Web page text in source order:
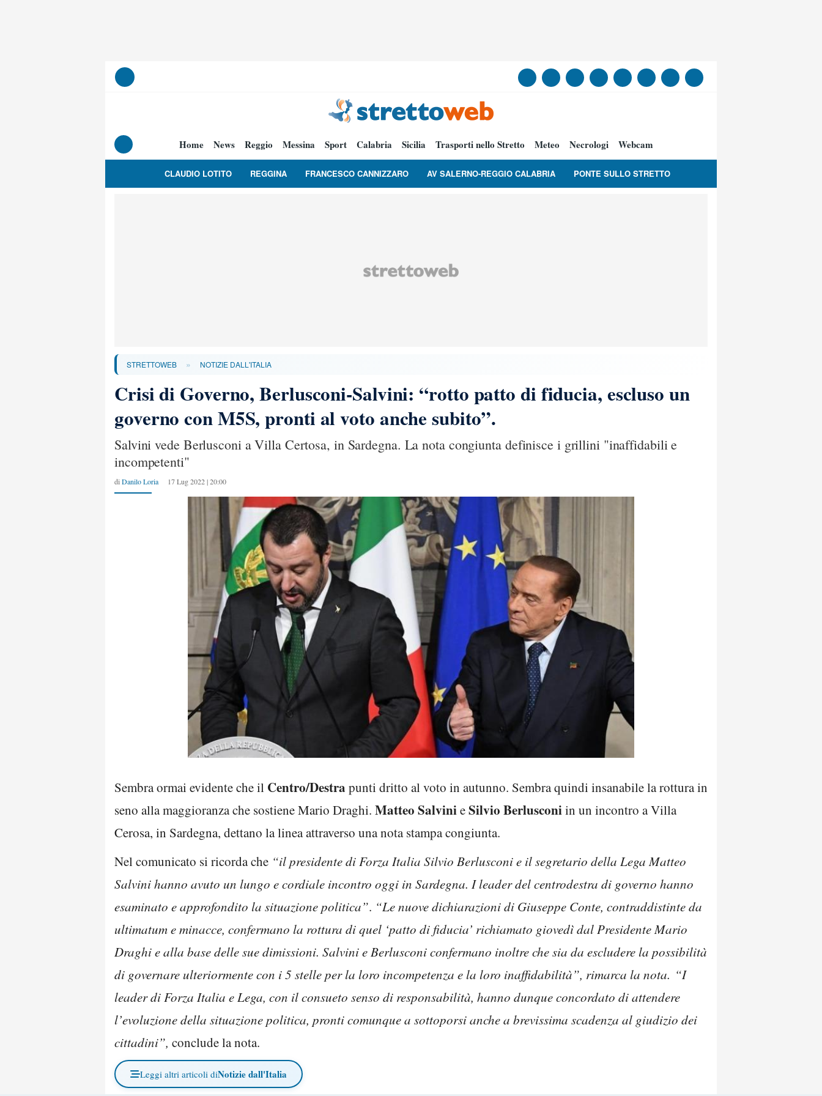
Home News Reggio Messina Sport Calabria Sicilia Trasporti nello Stretto Meteo Necrologi Webcam
CLAUDIO LOTITO REGGINA FRANCESCO CANNIZZARO AV SALERNO-REGGIO CALABRIA PONTE SULLO STRETTO
STRETTOWEB » NOTIZIE DALL'ITALIA
Crisi di Governo, Berlusconi-Salvini: “rotto patto di fiducia, escluso un
governo con M5S, pronti al voto anche subito”.
Salvini vede Berlusconi a Villa Certosa, in Sardegna. La nota congiunta definisce i grillini "inaffidabili e
incompetenti"
di Danilo Loria 17 Lug 2022 | 20:00
Sembra ormai evidente che il Centro/Destra punti dritto al voto in autunno. Sembra quindi insanabile la rottura in
seno alla maggioranza che sostiene Mario Draghi. Matteo SalvinieSilvio Berlusconiin un incontro a Villa
Cerosa, in Sardegna, dettano la linea attraverso una nota stampa congiunta.
Nel comunicato si ricorda che “il presidente di Forza Italia Silvio Berlusconi e il segretario della Lega Matteo
Salvini hanno avuto un lungo e cordiale incontro oggi in Sardegna. I leader del centrodestra di governo hanno
esaminato e approfondito la situazione politica”. “Le nuove dichiarazioni di Giuseppe Conte, contraddistinte da
ultimatum e minacce, confermano la rottura di quel ‘patto di fiducia’ richiamato giovedì dal Presidente Mario
Draghi e alla base delle sue dimissioni. Salvini e Berlusconi confermano inoltre che sia da escludere la possibilità
di governare ulteriormente con i 5 stelle per la loro incompetenza e la loro inaffidabilità”, rimarca la nota. “I
leader di Forza Italia e Lega, con il consueto senso di responsabilità, hanno dunque concordato di attendere
l’evoluzione della situazione politica, pronti comunque a sottoporsi anche a brevissima scadenza al giudizio dei
cittadini”, conclude la nota.
Leggi altri articoli diNotizie dall'Italia